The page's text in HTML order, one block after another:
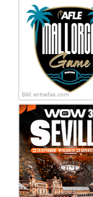
Bild: entradas.com